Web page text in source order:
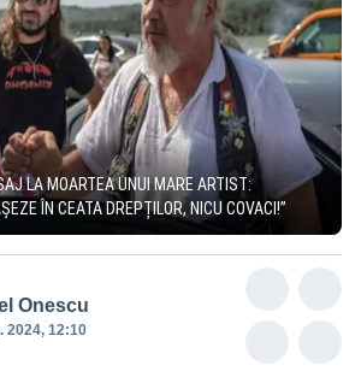
LA MOARTEA UNUI MARE ARTIST:
ÎN CEATA DREPȚILOR, NICU COVACI!”
Onescu
2024, 12:10